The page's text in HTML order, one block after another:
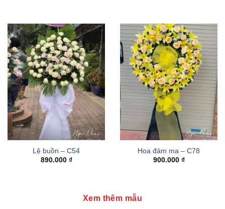
Lệ buồn – C54
890.000 ₫
Hoa đám ma – C78
900.000 ₫
Xem thêm mẫu